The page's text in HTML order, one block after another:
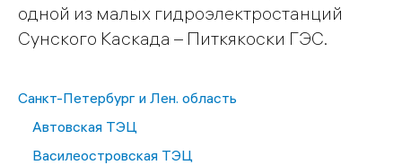
одной из малых гидроэлектростанций
Сунского Каскада – Питкякоски ГЭС.
Санкт-Петербург и Лен. область
Автовская ТЭЦ
Василеостровская ТЭЦ